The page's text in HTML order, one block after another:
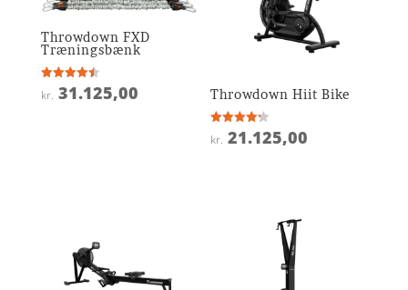
Throwdown FXD
Træningsbænk
Vurderet
4.5
kr. 31.125,00 Throwdown Hiit Bike
Vurderet
4.2
kr. 21.125,00